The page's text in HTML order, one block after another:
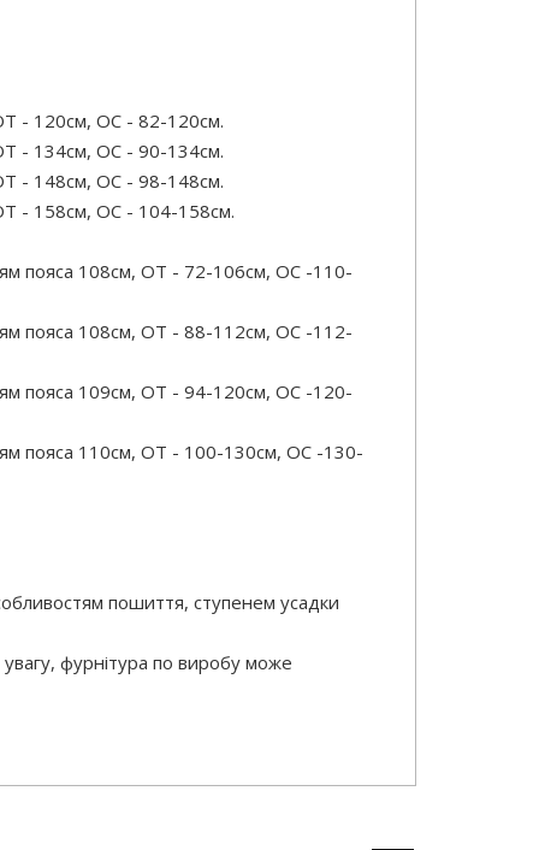
- 120см, OC - 82-120см.
- 134см, OC - 90-134см.
- 148см, OC - 98-148см.
- 158см, OC - 104-158см.
пояса 108см, ОТ - 72-106см, OC -110-
пояса 108см, ОТ - 88-112см, OC -112-
пояса 109см, ОТ - 94-120см, OC -120-
пояса 110см, ОТ - 100-130см, OC -130-
пошиття, ступенем усадки
фурнітура по виробу може